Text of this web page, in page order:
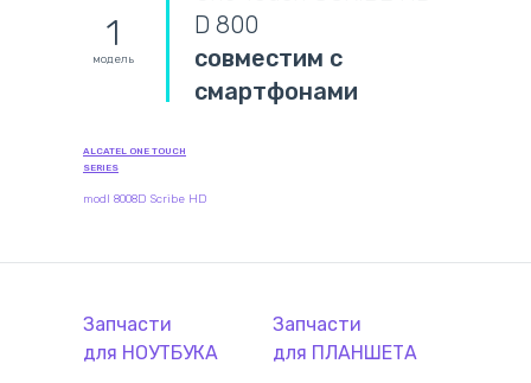
1
модель
D 800
совместим с
смартфонами
ALCATEL ONE TOUCH
SERIES
modl 8008D Scribe HD
Запчасти
для НОУТБУКА
Запчасти
для ПЛАНШЕТА